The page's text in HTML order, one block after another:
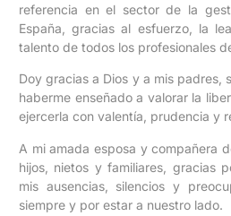
referencia en el sector de la
España, gracias al esfuerzo, la
talento de todos los profesionales
Doy gracias a Dios y a mis padres,
haberme enseñado a valorar la
ejercerla con valentía, prudencia y
A mi amada esposa y compañera
hijos, nietos y familiares, gracias
mis ausencias, silencios y
siempre y por estar a nuestro lado.